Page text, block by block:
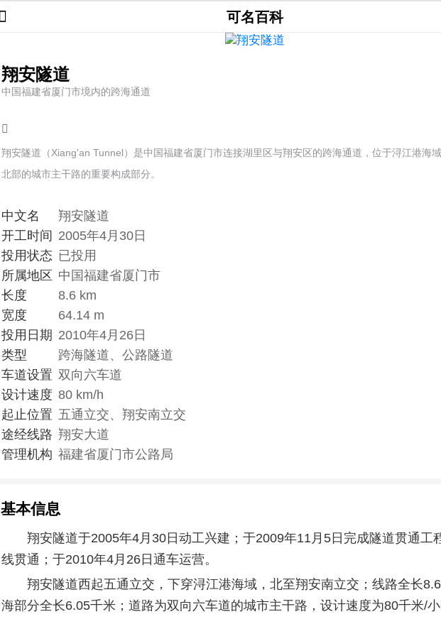
可名百科
翔安隧道
中国福建省厦门市境内的跨海通道
翔安隧道（Xiang'an Tunnel）是中国福建省厦门市连接湖里区与翔安区的跨海通道，位于浔江港海
北部的城市主干路的重要构成部分。
中文名
翔安隧道
开工时间 2005年4月30日
投用状态 已投用
所属地区 中国福建省厦门市
长度
8.6 km
宽度
64.14 m
投用日期 2010年4月26日
类型
跨海隧道、公路隧道
车道设置 双向六车道
设计速度 80 km/h
起止位置 五通立交、翔安南立交
途经线路 翔安大道
管理机构 福建省厦门市公路局
基本信息
翔安隧道于2005年4月30日动工兴建；于2009年11月5日完成隧道贯通工
线贯通；于2010年4月26日通车运营。
翔安隧道西起五通立交，下穿浔江港海域，北至翔安南立交；线路全长
海部分全长6.05千米；道路为双向六车道的城市主干路，设计速度为80千米/